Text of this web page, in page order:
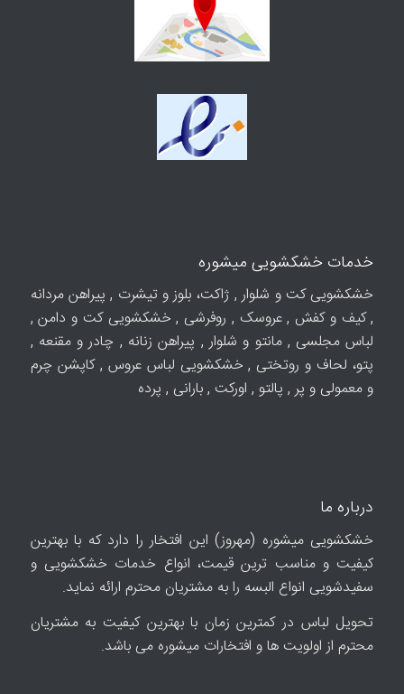
خدمات خشکشویی میشوره
خشکشویی کت و شلوار , ژاکت، بلوز و تیشرت , پیراهن مردانه
, کیف و کفش , عروسک , روفرشی , خشکشویی کت و دامن ,
لباس مجلسی , مانتو و شلوار , پیراهن زنانه , چادر و مقنعه ,
پتو، لحاف و روتختی , خشکشویی لباس عروس , کاپشن چرم
و معمولی و پر , پالتو , اورکت , بارانی , پرده
درباره ما
خشکشویی میشوره (مهروز) این افتخار را دارد که با بهترین
کیفیت و مناسب ترین قیمت، انواع خدمات خشکشویی و
سفیدشویی انواع البسه را به مشتریان محترم ارائه نماید.
تحویل لباس در کمترین زمان با بهترین کیفیت به مشتریان
محترم از اولویت ها و افتخارات میشوره می باشد.